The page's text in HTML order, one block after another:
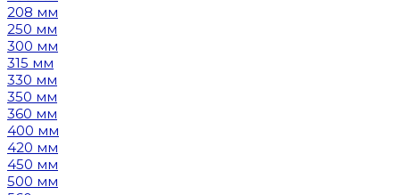
208 мм
250 мм
300 мм
315 мм
330 мм
350 мм
360 мм
400 мм
420 мм
450 мм
500 мм